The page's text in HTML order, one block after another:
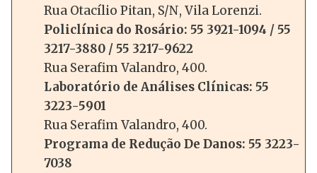
Rua Otacílio Pitan, S/N, Vila Lorenzi.
Policlínica do Rosário: 55 3921-1094 / 55
3217-3880 / 55 3217-9622
Rua Serafim Valandro, 400.
Laboratório de Análises Clínicas: 55
3223-5901
Rua Serafim Valandro, 400.
Programa de Redução De Danos: 55 3223-
7038